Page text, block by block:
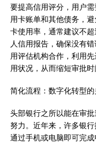
要提高信用评分，用户
用卡账单和其他债务，
卡使用率，通常建议不
人信用报告，确保没有
用评估机构合作，利用先
用状况，从而缩短审批时
简化流程：数字化转型
头部银行之所以能在审
努力。近年来，许多银
通过手机或电脑即可完